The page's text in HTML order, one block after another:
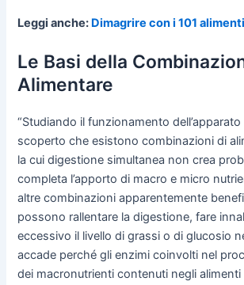
Leggi anche: Dimagrire con i 101
Le Basi della
Alimentare
“Studiando il funzionamento
scoperto che esistono combinazioni di
la cui digestione simultanea non crea
completa l’apporto di macro e micro
altre combinazioni apparentemente
possono rallentare la digestione, fare
eccessivo il livello di grassi o di glucosio
accade perché gli enzimi coinvolti nel
dei macronutrienti contenuti negli alimenti